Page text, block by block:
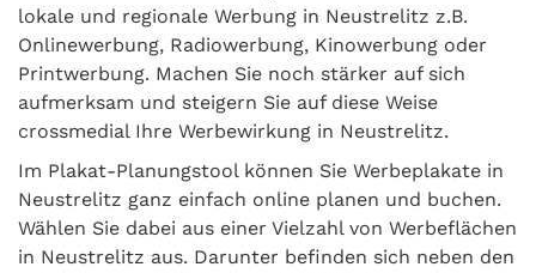
lokale und regionale Werbung in Neustrelitz z.B.
Onlinewerbung, Radiowerbung, Kinowerbung oder
Printwerbung. Machen Sie noch stärker auf sich
aufmerksam und steigern Sie auf diese Weise
crossmedial Ihre Werbewirkung in Neustrelitz.
Im Plakat-Planungstool können Sie Werbeplakate in
Neustrelitz ganz einfach online planen und buchen.
Wählen Sie dabei aus einer Vielzahl von Werbeflächen
in Neustrelitz aus. Darunter befinden sich neben den